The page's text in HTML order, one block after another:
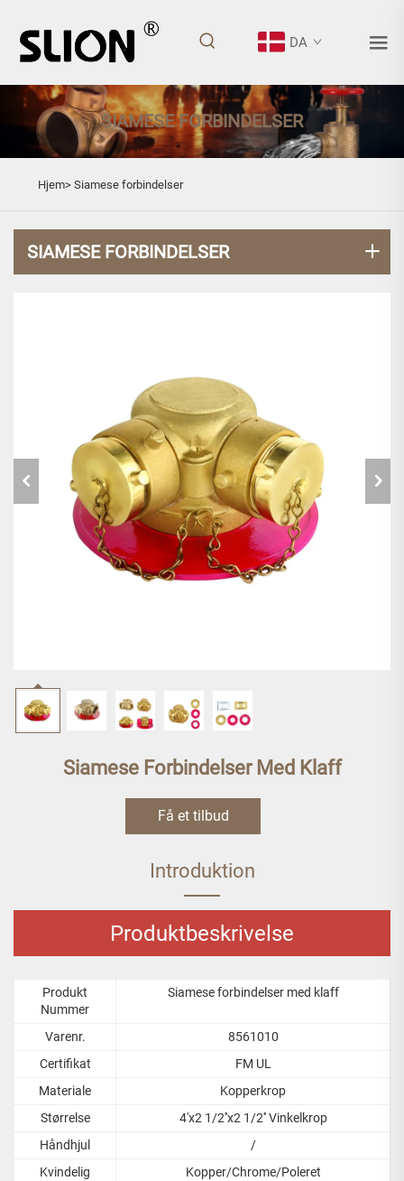
DA
SIAMESE FORBINDELSER
Hjem> Siamese forbindelser
SIAMESE FORBINDELSER
Siamese Forbindelser Med Klaff
Få et tilbud
Introduktion
Produktbeskrivelse
Produkt
Nummer
Siamese forbindelser med klaff
Varenr.
8561010
Certifikat
FM UL
Materiale
Kopperkrop
Størrelse
4'x2 1/2''x2 1/2'' Vinkelkrop
Håndhjul
/
Kvindelig
Kopper/Chrome/Poleret